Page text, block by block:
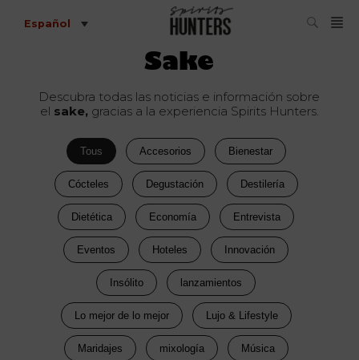
Español
Sake
Descubra todas las noticias e información sobre
el sake, gracias a la experiencia Spirits Hunters.
Tous Accesorios Bienestar
Cócteles Degustación Destilería
Dietética Economía Entrevista
Eventos Hoteles Innovación
Insólito lanzamientos
Lo mejor de lo mejor Lujo & Lifestyle
Maridajes mixología Música